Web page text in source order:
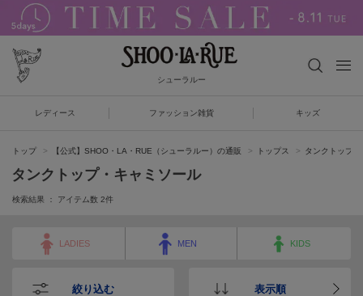
シューラルー
レディース ファッション雑貨 キッズ
トップ 【公式】SHOO・LA・RUE（シューラルー）の通販 トップス タンクトップ
タンクトップ・キャミソール
検索結果 ： アイテム数 2件
LADIES MEN KIDS
絞り込む 表示順